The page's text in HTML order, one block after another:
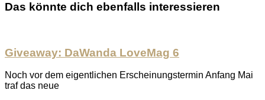
Das könnte dich ebenfalls interessieren
Giveaway: DaWanda LoveMag 6
Noch vor dem eigentlichen Erscheinungstermin Anfang Mai
traf das neue